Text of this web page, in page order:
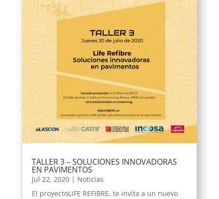
TALLER 3 – SOLUCIONES INNOVADORAS
EN PAVIMENTOS
Jul 22, 2020| Noticias
El proyectoLIFE REFIBRE, te invita a un nuevo